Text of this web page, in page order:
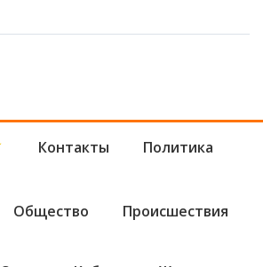
Контакты Политика
Общество Происшествия